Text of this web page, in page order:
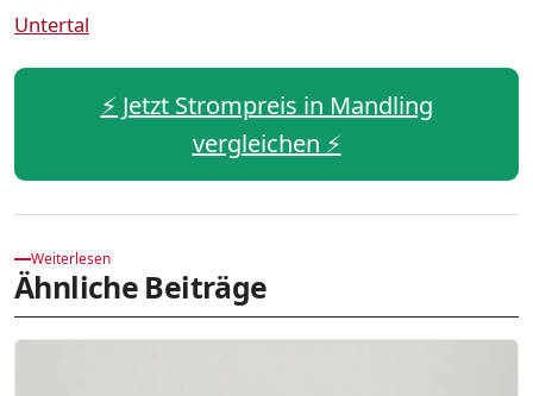
Untertal
⚡️ Jetzt Strompreis in Mandling
vergleichen ⚡️
Weiterlesen
Ähnliche Beiträge